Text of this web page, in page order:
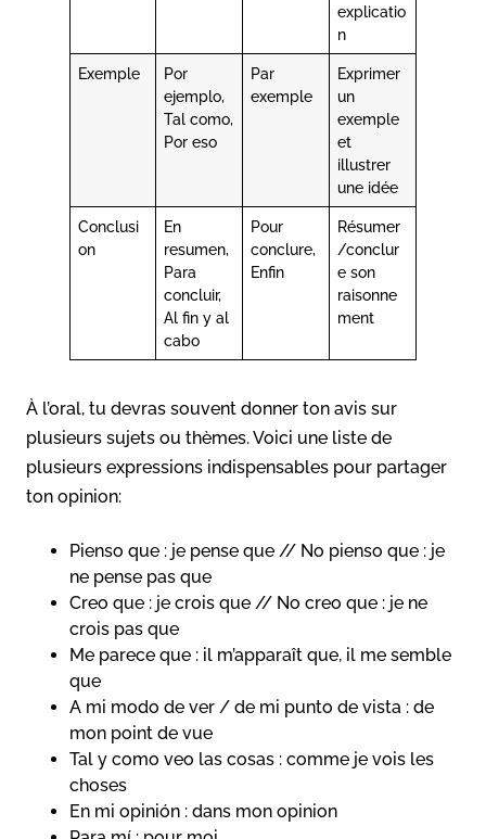
explicatio
n
Exemple
Por
ejemplo,
Tal como,
Por eso
Par
exemple
Exprimer
un
exemple
et
illustrer
une idée
Conclusi
on
En
resumen,
Para
concluir,
Al fin y al
cabo
Pour
conclure,
Enfin
Résumer
/conclur
e son
raisonne
ment
À l’oral, tu devras souvent donner ton avis sur
plusieurs sujets ou thèmes. Voici une liste de
plusieurs expressions indispensables pour partager
ton opinion:
Pienso que : je pense que // No pienso que : je
ne pense pas que
Creo que : je crois que // No creo que : je ne
crois pas que
Me parece que : il m’apparaît que, il me semble
que
A mi modo de ver / de mi punto de vista : de
mon point de vue
Tal y como veo las cosas : comme je vois les
choses
En mi opinión : dans mon opinion